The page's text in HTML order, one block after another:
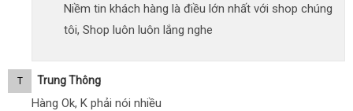
Niềm tin khách hàng là điều lớn nhất với shop chúng
tôi, Shop luôn luôn lắng nghe
T Trung Thông
Hàng Ok, K phải nói nhiều